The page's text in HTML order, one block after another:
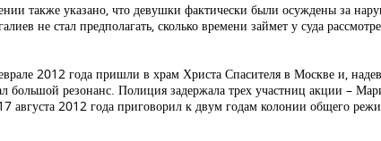
также указано, что девушки фактически были осуждены за
не стал предполагать, сколько времени займет у суда
2012 года пришли в храм Христа Спасителя в Москве и,
большой резонанс. Полиция задержала трех участниц акции –
августа 2012 года приговорил к двум годам колонии общего